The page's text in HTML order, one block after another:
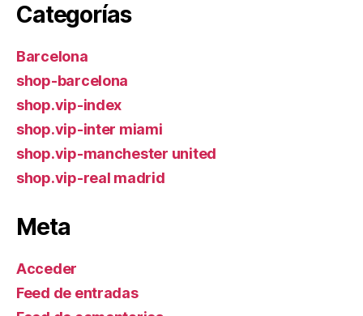
Categorías
Barcelona
shop-barcelona
shop.vip-index
shop.vip-inter miami
shop.vip-manchester united
shop.vip-real madrid
Meta
Acceder
Feed de entradas